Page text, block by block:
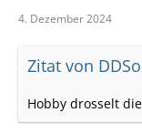
4. Dezember 2024
Zitat von
Hobby drosselt